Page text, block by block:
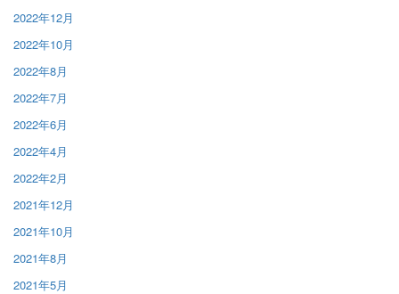
2022年12月
2022年10月
2022年8月
2022年7月
2022年6月
2022年4月
2022年2月
2021年12月
2021年10月
2021年8月
2021年5月